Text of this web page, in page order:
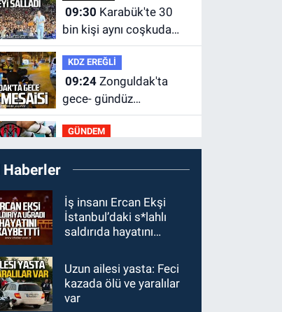
09:30
bin kişi aynı coşkuda
buluştu.
KDZ EREĞLİ
09:24Zonguldak'ta
gece- gündüz
ekiplerden dron destekli
denetim.
GÜNDEM
23:55Devrek
Belediyespor, (PGL)
tamamladı
GÜNDEM
23:19İstanbul Park
satışta!
GÜNDEM
23:05Kozlu
Belediyespor'dan
Haberler
İş insanı Ercan Ekşi
İstanbul’daki s*lahlı
saldırıda hayatını
Uzun ailesi yasta: Feci
kazada ölü ve yaralılar
var